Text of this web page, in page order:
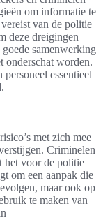
om informatie te
van de politie
deze dreigingen
samenwerking
onderschat worden.
essentieel
met zich mee
Criminelen
het voor de politie
om een aanpak die
maar ook op
te maken van